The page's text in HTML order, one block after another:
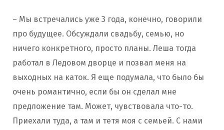
– Мы встречались уже 3 года, конечно, говорили
про будущее. Обсуждали свадьбу, семью, но
ничего конкретного, просто планы. Леша тогда
работал в Ледовом дворце и позвал меня на
выходных на каток. Я еще подумала, что было бы
очень романтично, если бы он сделал мне
предложение там. Может, чувствовала что-то.
Приехали туда, а там и тетя моя с семьей. С нами